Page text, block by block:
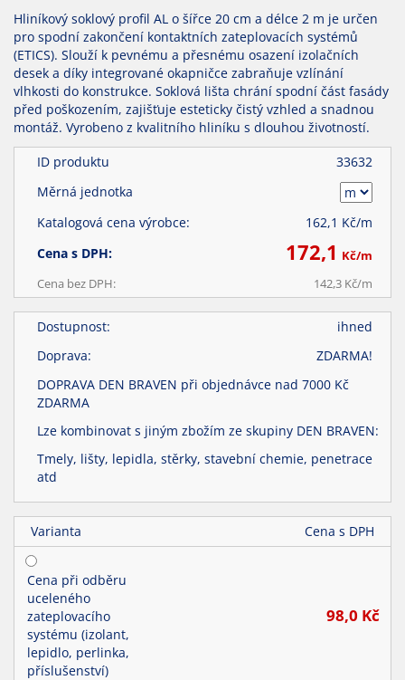
Hliníkový soklový profil AL o šířce 20 cm a délce 2 m je určen
pro spodní zakončení kontaktních zateplovacích systémů
(ETICS). Slouží k pevnému a přesnému osazení izolačních
desek a díky integrované okapničce zabraňuje vzlínání
vlhkosti do konstrukce. Soklová lišta chrání spodní část fasády
před poškozením, zajišťuje esteticky čistý vzhled a snadnou
montáž. Vyrobeno z kvalitního hliníku s dlouhou životností.
ID produktu
33632
Měrná jednotka
Katalogová cena výrobce:
162,1 Kč/m
Cena s DPH:
172,1 Kč/m
Cena bez DPH: 142,3 Kč/m
Dostupnost:
ihned
Doprava:
ZDARMA!
DOPRAVA DEN BRAVEN při objednávce nad 7000 Kč
ZDARMA
Lze kombinovat s jiným zbožím ze skupiny DEN BRAVEN:
Tmely, lišty, lepidla, stěrky, stavební chemie, penetrace
atd
Varianta Cena s DPH
Cena při odběru
uceleného
zateplovacího
systému (izolant,
lepidlo, perlinka,
příslušenství)
98,0 Kč